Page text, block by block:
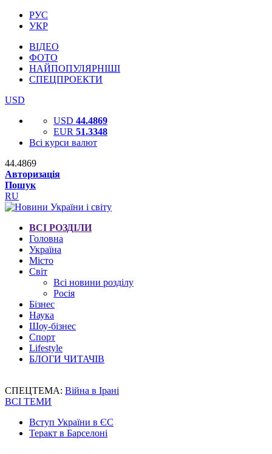
РУС
УКР
ВІДЕО
ФОТО
НАЙПОПУЛЯРНІШІ
СПЕЦПРОЕКТИ
USD
USD 44.4869
EUR 51.3348
Всі курси валют
44.4869
Авторизація
Пошук
RU
ВСІ РОЗДІЛИ
Головна
Україна
Місто
Світ
Всі новини розділу
Росія
Бізнес
Наука
Шоу-бізнес
Спорт
Lifestyle
БЛОГИ ЧИТАЧІВ
СПЕЦТЕМА: Війна в Ірані
ВСІ ТЕМИ
Вступ України в ЄС
Теракт в Барселоні